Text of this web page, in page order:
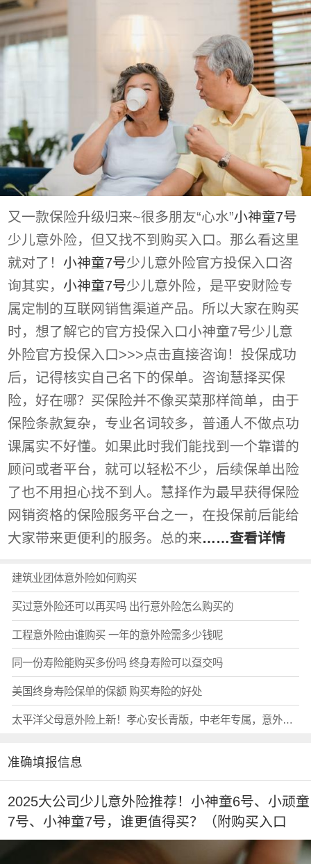
又一款保险升级归来~很多朋友“心水”小神童7号
少儿意外险，但又找不到购买入口。那么看这里
就对了！小神童7号少儿意外险官方投保入口咨
询其实，小神童7号少儿意外险，是平安财险专
属定制的互联网销售渠道产品。所以大家在购买
时，想了解它的官方投保入口小神童7号少儿意
外险官方投保入口>>>点击直接咨询！投保成功
后，记得核实自己名下的保单。咨询慧择买保
险，好在哪？买保险并不像买菜那样简单，由于
保险条款复杂，专业名词较多，普通人不做点功
课属实不好懂。如果此时我们能找到一个靠谱的
顾问或者平台，就可以轻松不少，后续保单出险
了也不用担心找不到人。慧择作为最早获得保险
网销资格的保险服务平台之一，在投保前后能给
大家带来更便利的服务。总的来……查看详情
建筑业团体意外险如何购买
买过意外险还可以再买吗 出行意外险怎么购买的
工程意外险由谁购买 一年的意外险需多少钱呢
同一份寿险能购买多份吗 终身寿险可以趸交吗
美国终身寿险保单的保额 购买寿险的好处
太平洋父母意外险上新！孝心安长青版，中老年专属，意外医疗不限社保+双倍骨折津贴，年保费216元起！（含在线购买入口
准确填报信息
2025大公司少儿意外险推荐！小神童6号、小顽童
7号、小神童7号，谁更值得买？（附购买入口